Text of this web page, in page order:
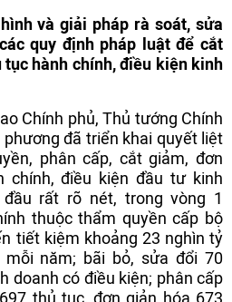
và giải pháp rà soát, sửa
quy định pháp luật để cắt
hành chính, điều kiện kinh
Chính phủ, Thủ tướng Chính
phương đã triển khai quyết liệt
phân cấp, cắt giảm, đơn
chính, điều kiện đầu tư kinh
rất rõ nét, trong vòng 1
thuộc thẩm quyền cấp bộ
tiết kiệm khoảng 23 nghìn tỷ
năm; bãi bỏ, sửa đổi 70
doanh có điều kiện; phân cấp
thủ tục, đơn giản hóa 673